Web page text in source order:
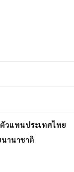
วแทนประเทศไทย
านาชาติ